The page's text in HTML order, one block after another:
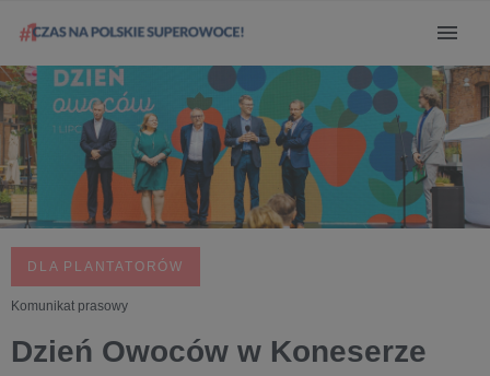
DLA PLANTATORÓW
Komunikat prasowy
Dzień Owoców w Koneserze